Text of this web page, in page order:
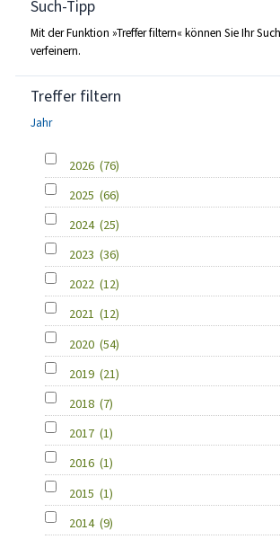
Such-Tipp
Mit der Funktion »Treffer filtern« können Sie Ihr
verfeinern.
Treffer filtern
Jahr
2026 (76)
2025 (66)
2024 (25)
2023 (36)
2022 (12)
2021 (12)
2020 (54)
2019 (21)
2018 (7)
2017 (1)
2016 (1)
2015 (1)
2014 (9)